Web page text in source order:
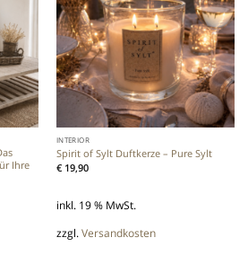
Ihre
INTERIOR
Spirit of Sylt Duftkerze – Pure Sylt
€19,90
inkl. 19 % MwSt.
zzgl.Versandkosten